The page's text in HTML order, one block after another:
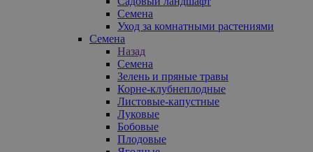
Семена
Уход за комнатными растениями
Семена
Назад
Семена
Зелень и пряные травы
Корне-клубнеплодные
Листовые-капустные
Луковые
Бобовые
Плодовые